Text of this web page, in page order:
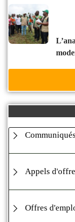
l’anader lance une mission de controle pour
Communiqués
Appels
Offres